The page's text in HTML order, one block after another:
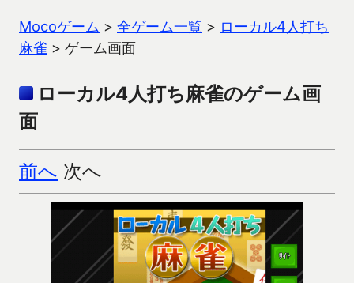
Mocoゲーム > 全ゲーム一覧 > ローカル4人打ち
麻雀 > ゲーム画面
ローカル4人打ち麻雀のゲーム画
面
前へ 次へ